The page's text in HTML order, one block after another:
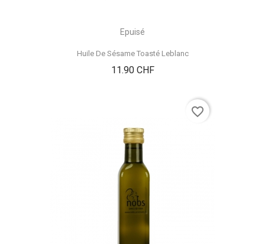
Epuisé
Huile De Sésame Toasté Leblanc
11.90 CHFPrix
favorite_border